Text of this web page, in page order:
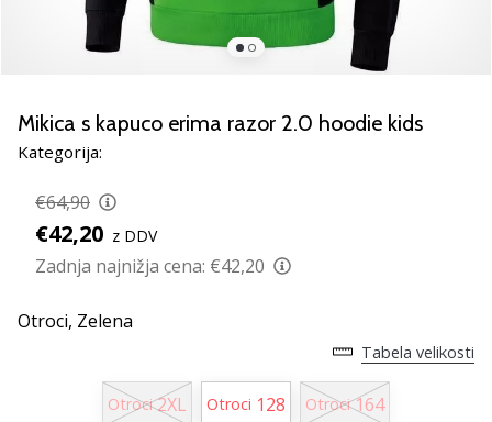
Pridruži
kot
brend
Prikaži
članke
Mikica s kapuco erima razor 2.0 hoodie kids
Kategorija:
€64,90
€42,20 z DDV
Zadnja najnižja cena: €42,20
Otroci, Zelena
Tabela velikosti
Otroci 2XL Otroci 128 Otroci 164